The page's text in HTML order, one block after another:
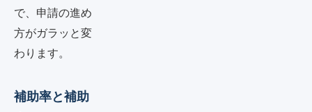
で、申請の進め
方がガラッと変
わります。
補助率と補助